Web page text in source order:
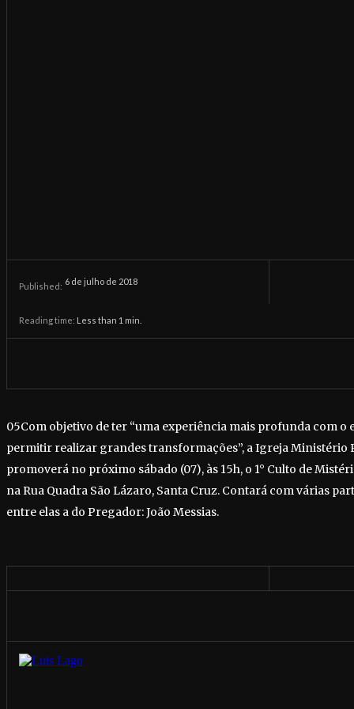
Published: 6 de julho de 2018
Reading time: Less than 1 min.
05Com objetivo de ter “uma experiência mais profunda com o
permitir realizar grandes transformações”, a Igreja Ministério
promoverá no próximo sábado (07), às 15h, o 1° Culto de
na Rua Quadra São Lázaro, Santa Cruz. Contará com várias
entre elas a do Pregador: João Messias.